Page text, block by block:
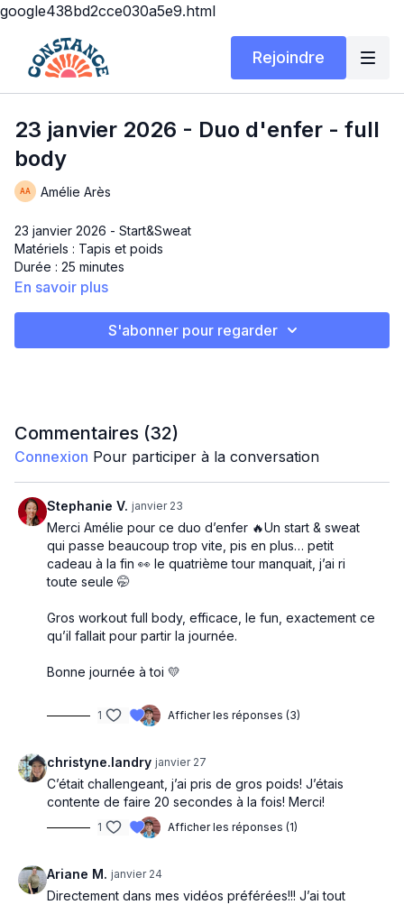
google438bd2cce030a5e9.html
Rejoindre
23 janvier 2026 - Duo d'enfer - full
body
Amélie Arès
23 janvier 2026 - Start&Sweat
Matériels : Tapis et poids
Durée : 25 minutes
Coucou! Un gros entraînement où l’on enchaîne des patrons
de mouvement qui nous font travailler fort autant cardio que
Squat and press
3p squat orteils
Deadlift et row D-G
DB swing
Sumo et front press
Chest press
Bicycle
En savoir plus
S'abonner pour regarder
Commentaires (32)
Connexion Pour participer à la conversation
Stephanie V. janvier 23
Merci Amélie pour ce duo d’enfer 🔥Un start & sweat
qui passe beaucoup trop vite, pis en plus… petit
cadeau à la fin 👀 le quatrième tour manquait, j’ai ri
toute seule 🤭
Gros workout full body, efficace, le fun, exactement ce
qu’il fallait pour partir la journée.
Bonne journée à toi 💛
1 Afficher les réponses (3)
christyne.landry janvier 27
C’était challengeant, j’ai pris de gros poids! J’étais
contente de faire 20 secondes à la fois! Merci!
1 Afficher les réponses (1)
Ariane M. janvier 24
Directement dans mes vidéos préférées!!! J’ai tout